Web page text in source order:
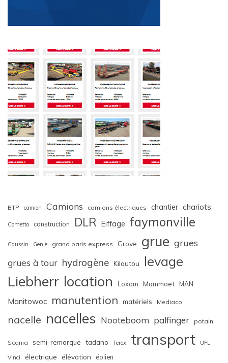
BTP camion Camions camions électriques chantier chariots
Cometto construction DLR Eiffage faymonville
Gaussin Genie grand paris express Grove grue grues
grues à tour hydrogène Kiloutou levage
Liebherr location Loxam Mammoet MAN
Manitowoc manutention matériels Mediaco
nacelle nacelles Nooteboom palfinger potain
Scania semi-remorque tadano Terex transport UFL
Vinci électrique élévation éolien